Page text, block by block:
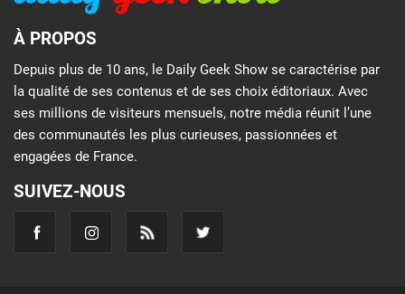
À PROPOS
Depuis plus de 10 ans, le Daily Geek Show se caractérise par
la qualité de ses contenus et de ses choix éditoriaux. Avec
ses millions de visiteurs mensuels, notre média réunit l’une
des communautés les plus curieuses, passionnées et
engagées de France.
SUIVEZ-NOUS